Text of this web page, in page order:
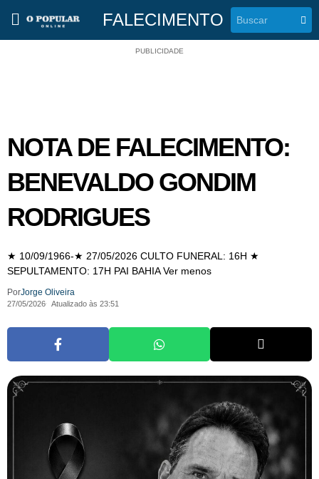
FALECIMENTO
PUBLICIDADE
NOTA DE FALECIMENTO:
BENEVALDO GONDIM
RODRIGUES
★ 10/09/1966-★ 27/05/2026 CULTO FUNERAL: 16H ★
SEPULTAMENTO: 17H PAI BAHIA Ver menos
PorJorge Oliveira
27/05/2026 Atualizado às 23:51